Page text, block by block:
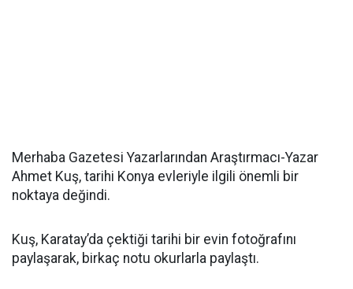
Merhaba Gazetesi Yazarlarından Araştırmacı-Yazar
Ahmet Kuş, tarihi Konya evleriyle ilgili önemli bir
noktaya değindi.
Kuş, Karatay’da çektiği tarihi bir evin fotoğrafını
paylaşarak, birkaç notu okurlarla paylaştı.